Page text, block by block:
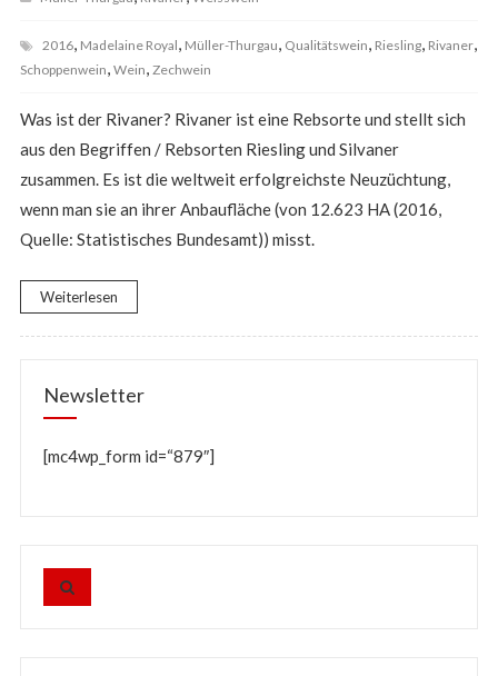
2016, Madelaine Royal, Müller-Thurgau, Qualitätswein, Riesling, Rivaner,
Schoppenwein, Wein, Zechwein
Was ist der Rivaner? Rivaner ist eine Rebsorte und stellt sich
aus den Begriffen / Rebsorten Riesling und Silvaner
zusammen. Es ist die weltweit erfolgreichste Neuzüchtung,
wenn man sie an ihrer Anbaufläche (von 12.623 HA (2016,
Quelle: Statistisches Bundesamt)) misst.
Weiterlesen
Newsletter
[mc4wp_form id=“879″]